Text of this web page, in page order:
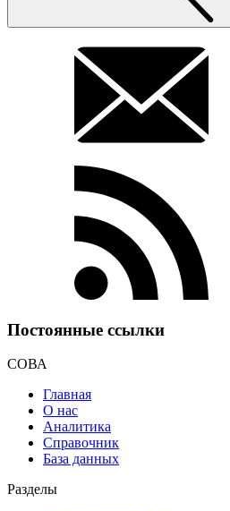
Постоянные ссылки
СОВА
Главная
О нас
Аналитика
Справочник
База данных
Разделы